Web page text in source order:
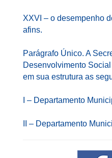
XXVI – o desempenho
afins.
Parágrafo Único. A
Desenvolvimento
em sua estrutura as
I – Departamento
II – Departamento